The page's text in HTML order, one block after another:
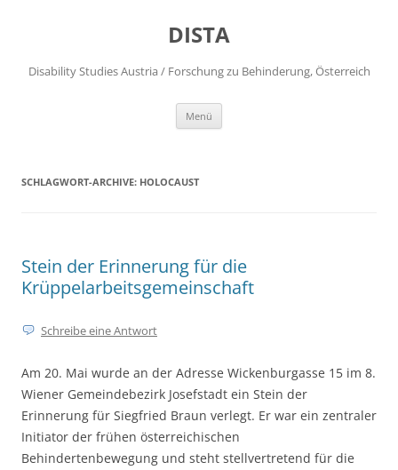
DISTA
Disability Studies Austria / Forschung zu Behinderung, Österreich
Menü
SCHLAGWORT-ARCHIVE: HOLOCAUST
Stein der Erinnerung für die
Krüppelarbeitsgemeinschaft
Schreibe eine Antwort
Am 20. Mai wurde an der Adresse Wickenburgasse 15 im 8.
Wiener Gemeindebezirk Josefstadt ein Stein der
Erinnerung für Siegfried Braun verlegt. Er war ein zentraler
Initiator der frühen österreichischen
Behindertenbewegung und steht stellvertretend für die